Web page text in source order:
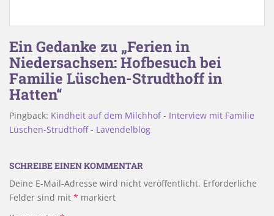
Ein Gedanke zu „Ferien in
Niedersachsen: Hofbesuch bei
Familie Lüschen-Strudthoff in
Hatten“
Pingback: Kindheit auf dem Milchhof - Interview mit Familie
Lüschen-Strudthoff - Lavendelblog
SCHREIBE EINEN KOMMENTAR
Deine E-Mail-Adresse wird nicht veröffentlicht. Erforderliche
Felder sind mit * markiert